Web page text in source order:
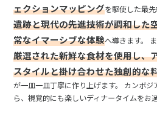
ェクションマッピングを駆使した最
遺跡と現代の先進技術が調和した
常なイマーシブな体験へ導きます。
厳選された新鮮な食材を使用し、
スタイルと掛け合わせた独創的な
が一皿一皿丁寧に作り上げます。 カンボ
ら、視覚的にも楽しいディナータイムをお